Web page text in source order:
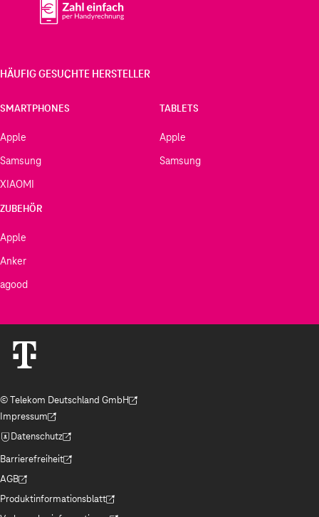
HÄUFIG GESUCHTE HERSTELLER
SMARTPHONES
Apple
Samsung
XIAOMI
TABLETS
Apple
Samsung
ZUBEHÖR
Apple
Anker
agood
© Telekom Deutschland GmbH
(Der Link wird in einem neuen Tab geöffnet)
Impressum
(Der Link wird in einem neuen Tab geöffnet)
Datenschutz
(Der Link wird in einem neuen Tab geöffnet)
Barrierefreiheit
(Der Link wird in einem neuen Tab geöffnet)
AGB
(Der Link wird in einem neuen Tab geöffnet)
Produktinformationsblatt
(Der Link wird in einem neuen Tab geöffnet)